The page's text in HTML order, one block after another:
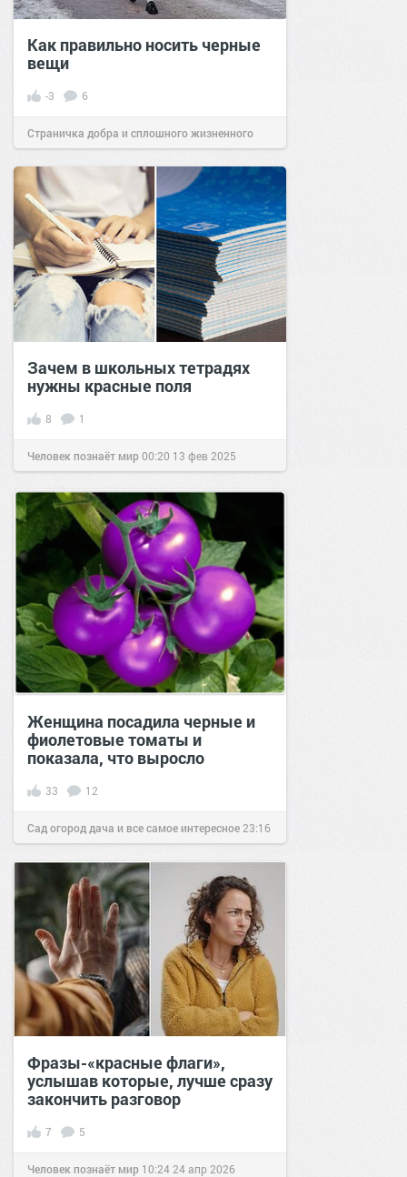
Как правильно носить черные
вещи
-3 6
Страничка добра и сплошного жизненного
позитива!22:2018 окт 2025
Зачем в школьных тетрадях
нужны красные поля
8 1
Человек познаёт мир00:20 13 фев 2025
Женщина посадила черные и
фиолетовые томаты и
показала, что выросло
33 12
Сад огород дача и все самое интересное 23:16
17 май 2021
Фразы-«красные флаги»,
услышав которые, лучше сразу
закончить разговор
7 5
Человек познаёт мир 10:24 24 апр 2026